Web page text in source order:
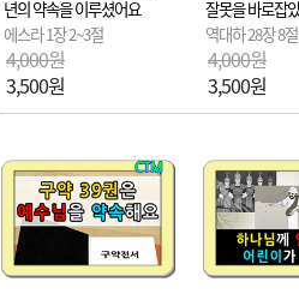
년의 약속을 이루셨어요
에스라 1장 2~3절
4,000원
3,500원
잘못을 바로잡
역대하 28장 8절
4,000원
3,500원